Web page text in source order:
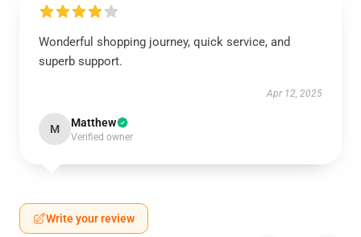
Wonderful shopping journey, quick service, and
superb support.
Apr 12, 2025
M Matthew
Verified owner
Write your review